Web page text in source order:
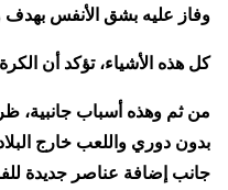
وفاز عليه بشق الأنفس بهدف
كل هذه الأشياء، تؤكد أن
من ثم وهذه أسباب جانبية،
بدون دوري واللعب خارج
جانب إضافة عناصر جديدة